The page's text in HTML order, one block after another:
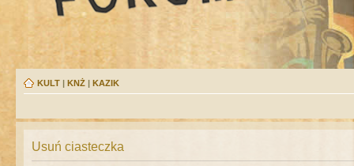
KULT | KNŻ | KAZIK
Usuń ciasteczka